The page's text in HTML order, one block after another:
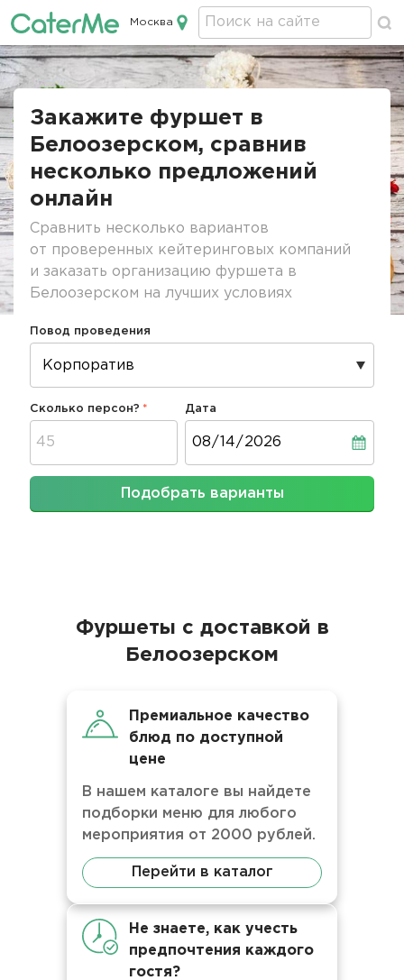
Кейтеринг в Москве
Москва
Строка
Закажите фуршет в
Белоозерском, сравнив
несколько предложений
онлайн
Сравнить несколько вариантов
от проверенных кейтеринговых компаний
и заказать организацию фуршета в
Белоозерском на лучших условиях
Повод проведения
Сколько персон? Дата
Подобрать варианты
Фуршеты с доставкой в
Белоозерском
Премиальное качество
блюд по доступной
цене
В нашем каталоге вы найдете
подборки меню для любого
мероприятия от 2000 рублей.
Перейти в каталог
Не знаете, как учесть
предпочтения каждого
гостя?